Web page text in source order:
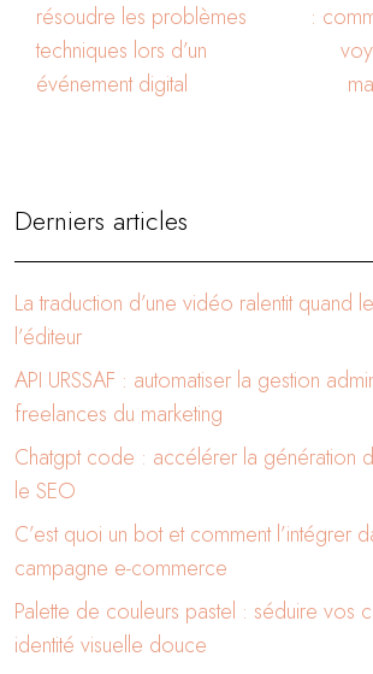
résoudre les problèmes
techniques lors d’un
événement digital
:
Derniers articles
La traduction d’une vidéo ralentit quand
l’éditeur
API URSSAF : automatiser la gestion
freelances du marketing
Chatgpt code : accélérer la génération
le SEO
C’est quoi un bot et comment l’intégrer
campagne e-commerce
Palette de couleurs pastel : séduire vos
identité visuelle douce